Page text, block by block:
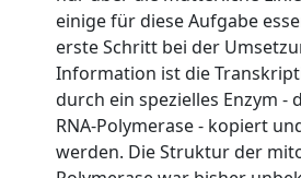
einige für diese Aufgabe
erste Schritt bei der
Information ist die
durch ein spezielles Enzym -
RNA-Polymerase - kopiert
werden. Die Struktur der